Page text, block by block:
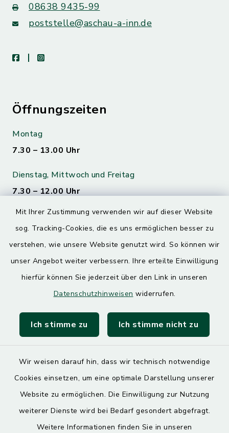
Mit Ihrer Zustimmung verwenden wir auf dieser Website
sog. Tracking-Cookies, die es uns ermöglichen besser zu
verstehen, wie unsere Website genutzt wird. So können wir
unser Angebot weiter verbessern. Ihre erteilte Einwilligung
hierfür können Sie jederzeit über den Link in unseren
Datenschutzhinweisen widerrufen.
Ich stimme zu Ich stimme nicht zu
Wir weisen darauf hin, dass wir technisch notwendige
Cookies einsetzen, um eine optimale Darstellung unserer
Website zu ermöglichen. Die Einwilligung zur Nutzung
weiterer Dienste wird bei Bedarf gesondert abgefragt.
Weitere Informationen finden Sie in unseren
08638 9435-99
poststelle@aschau-a-inn.de
facebookinstagram
Öffnungszeiten
Montag
7.30 – 13.00 Uhr
Dienstag, Mittwoch und Freitag
7.30 – 12.00 Uhr
Donnerstag
7.30 – 12.00 Uhr
13.00 – 17.30 Uhr
Quicklinks
SoNNe e. V.
Barrierefreiheit